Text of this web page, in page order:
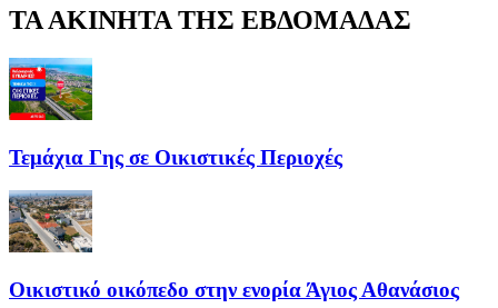
ΤΑ ΑΚΙΝΗΤΑ ΤΗΣ ΕΒΔΟΜΑΔΑΣ
Τεμάχια Γης σε Οικιστικές Περιοχές
Οικιστικό οικόπεδο στην ενορία Άγιος Αθανάσιος